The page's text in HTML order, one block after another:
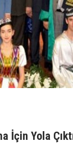
İçin Yola